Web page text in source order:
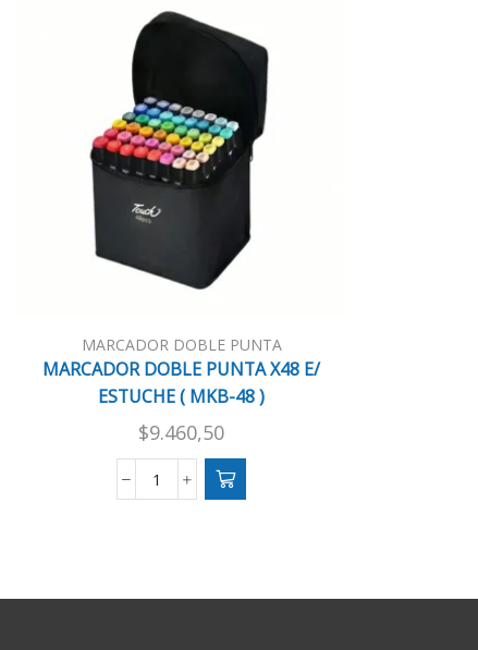
MARCADOR DOBLE PUNTA
MARCADOR DOBLE PUNTA X48 E/
ESTUCHE ( MKB-48 )
$9.460,50
MARCADOR
ESTUCHE